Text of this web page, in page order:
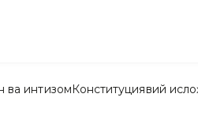
ва интизомКонституциявий